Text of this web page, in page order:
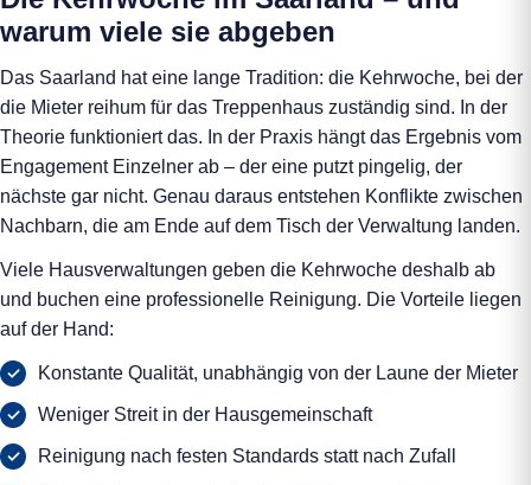
warum viele sie abgeben
Das Saarland hat eine lange Tradition: die Kehrwoche, bei der
die Mieter reihum für das Treppenhaus zuständig sind. In der
Theorie funktioniert das. In der Praxis hängt das Ergebnis vom
Engagement Einzelner ab – der eine putzt pingelig, der
nächste gar nicht. Genau daraus entstehen Konflikte zwischen
Nachbarn, die am Ende auf dem Tisch der Verwaltung landen.
Viele Hausverwaltungen geben die Kehrwoche deshalb ab
und buchen eine professionelle Reinigung. Die Vorteile liegen
auf der Hand:
Konstante Qualität, unabhängig von der Laune der Mieter
Weniger Streit in der Hausgemeinschaft
Reinigung nach festen Standards statt nach Zufall